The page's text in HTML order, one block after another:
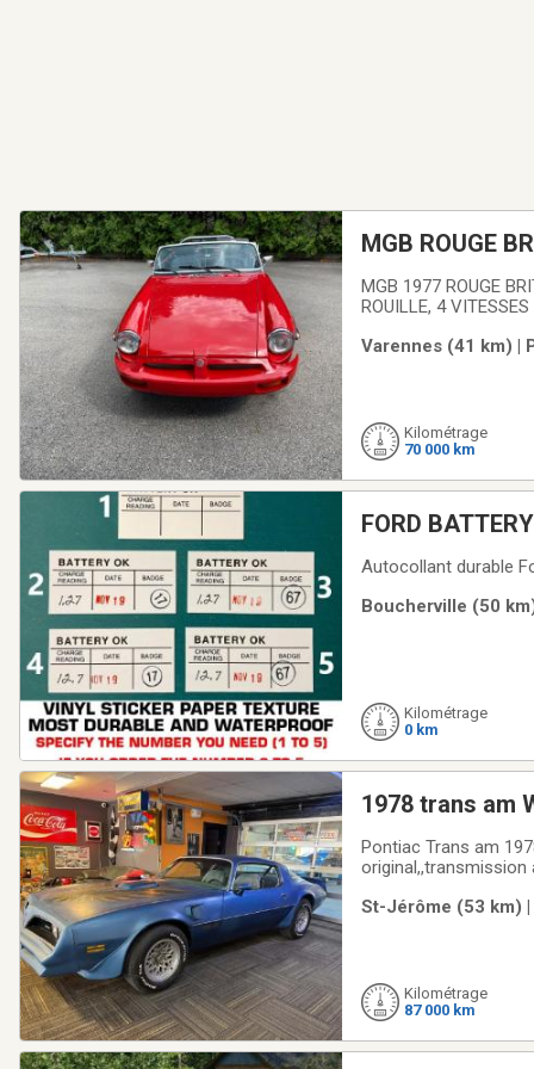
MGB ROUGE
MGB 1977 ROUGE
ROUILLE, 4
Varennes (41 km) |
Kilométrage
70 000 km
FORD
Autocollant durable
Boucherville (50
Kilométrage
0 km
1978 trans am
Pontiac Trans am
original,,transmission
trans am 1978 W72
St-Jérôme (53 km)
Kilométrage
87 000 km